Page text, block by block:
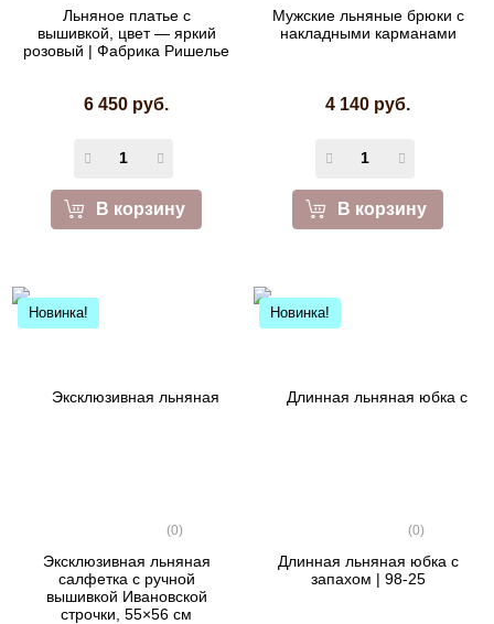
Льняное платье с
вышивкой, цвет — яркий
розовый | Фабрика Ришелье
6 450 руб.
В корзину
Мужские льняные брюки с
накладными карманами
4 140 руб.
В корзину
Новинка!
(0)
Эксклюзивная льняная
салфетка с ручной
вышивкой Ивановской
строчки, 55×56 см
Новинка!
(0)
Длинная льняная юбка с
запахом | 98-25